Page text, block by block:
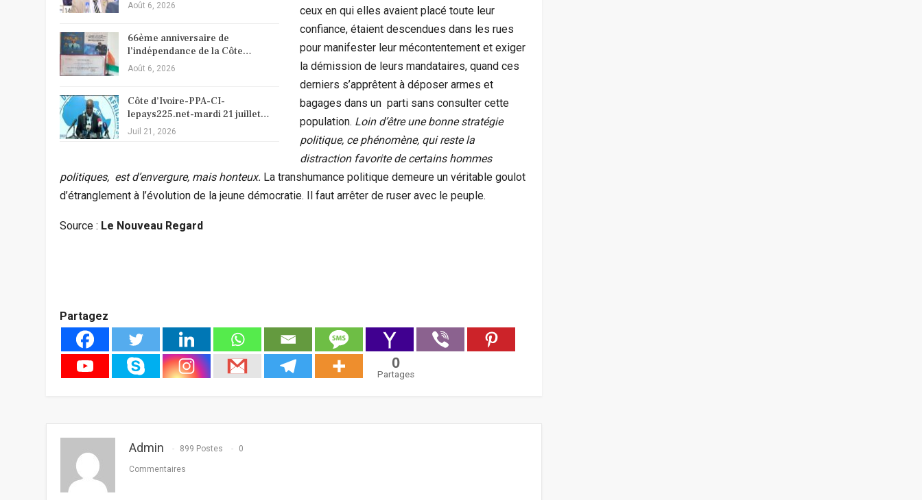
Août 6, 2026
66ème anniversaire de
l’indépendance de la Côte…
Août 6, 2026
Côte d’Ivoire-PPA-CI-
lepays225.net-mardi 21 juillet…
Juil 21, 2026
ceux en qui elles avaient placé toute leur
confiance, étaient descendues dans les rues
pour manifester leur mécontentement et exiger
la démission de leurs mandataires, quand ces
derniers s’apprêtent à déposer armes et
bagages dans un parti sans consulter cette
population. Loin d’être une bonne stratégie
politique, ce phénomène, qui reste la
distraction favorite de certains hommes
politiques, est d’envergure, mais honteux. La transhumance politique demeure un véritable goulot
d’étranglement à l’évolution de la jeune démocratie. Il faut arrêter de ruser avec le peuple.
Source : Le Nouveau Regard
Partagez
0
Partages
Admin 899 Postes 0
Commentaires